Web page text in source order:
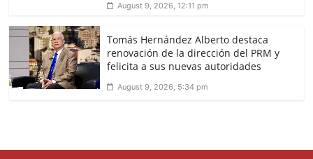
August 9, 2026, 12:11 pm
Tomás Hernández Alberto destaca
renovación de la dirección del PRM y
felicita a sus nuevas autoridades
August 9, 2026, 5:34 pm